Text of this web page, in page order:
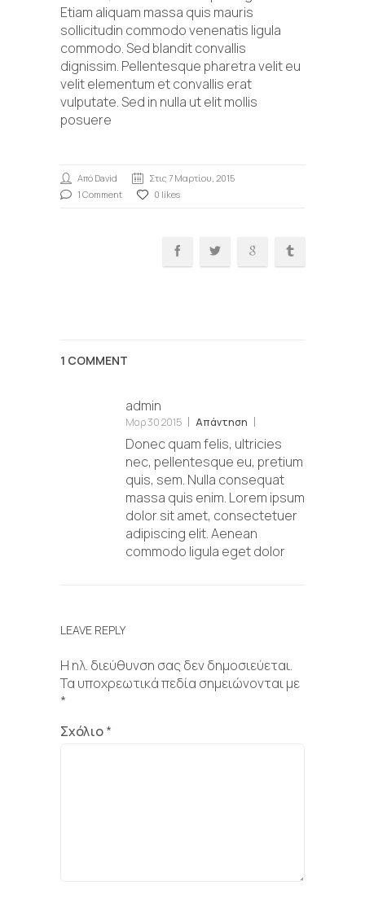
Etiam aliquam massa quis mauris
sollicitudin commodo venenatis ligula
commodo. Sed blandit convallis
dignissim. Pellentesque pharetra velit eu
velit elementum et convallis erat
vulputate. Sed in nulla ut elit mollis
posuere
Από David
Στις 7 Μαρτίου, 2015
1 Comment
0 likes
1 COMMENT
admin
Μαρ 30 2015 Απάντηση
Donec quam felis, ultricies
nec, pellentesque eu, pretium
quis, sem. Nulla consequat
massa quis enim. Lorem ipsum
dolor sit amet, consectetuer
adipiscing elit. Aenean
commodo ligula eget dolor
LEAVE REPLY
Η ηλ. διεύθυνση σας δεν δημοσιεύεται.
Τα υποχρεωτικά πεδία σημειώνονται με
*
Σχόλιο*